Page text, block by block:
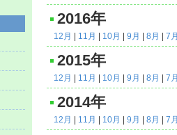
2016年
12月 11月 10月 9月 8月 7
2015年
12月 11月 10月 9月 8月 7
2014年
12月 11月 10月 9月 8月 7